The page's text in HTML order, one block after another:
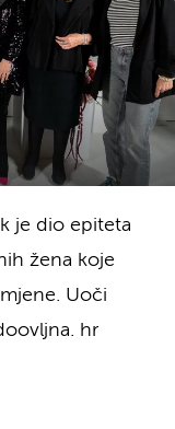
je dio epiteta
žena koje
Uoči
hr